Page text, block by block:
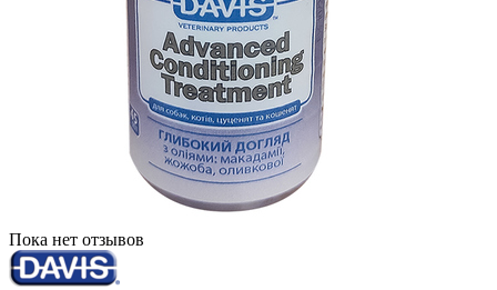
Пока нет отзывов